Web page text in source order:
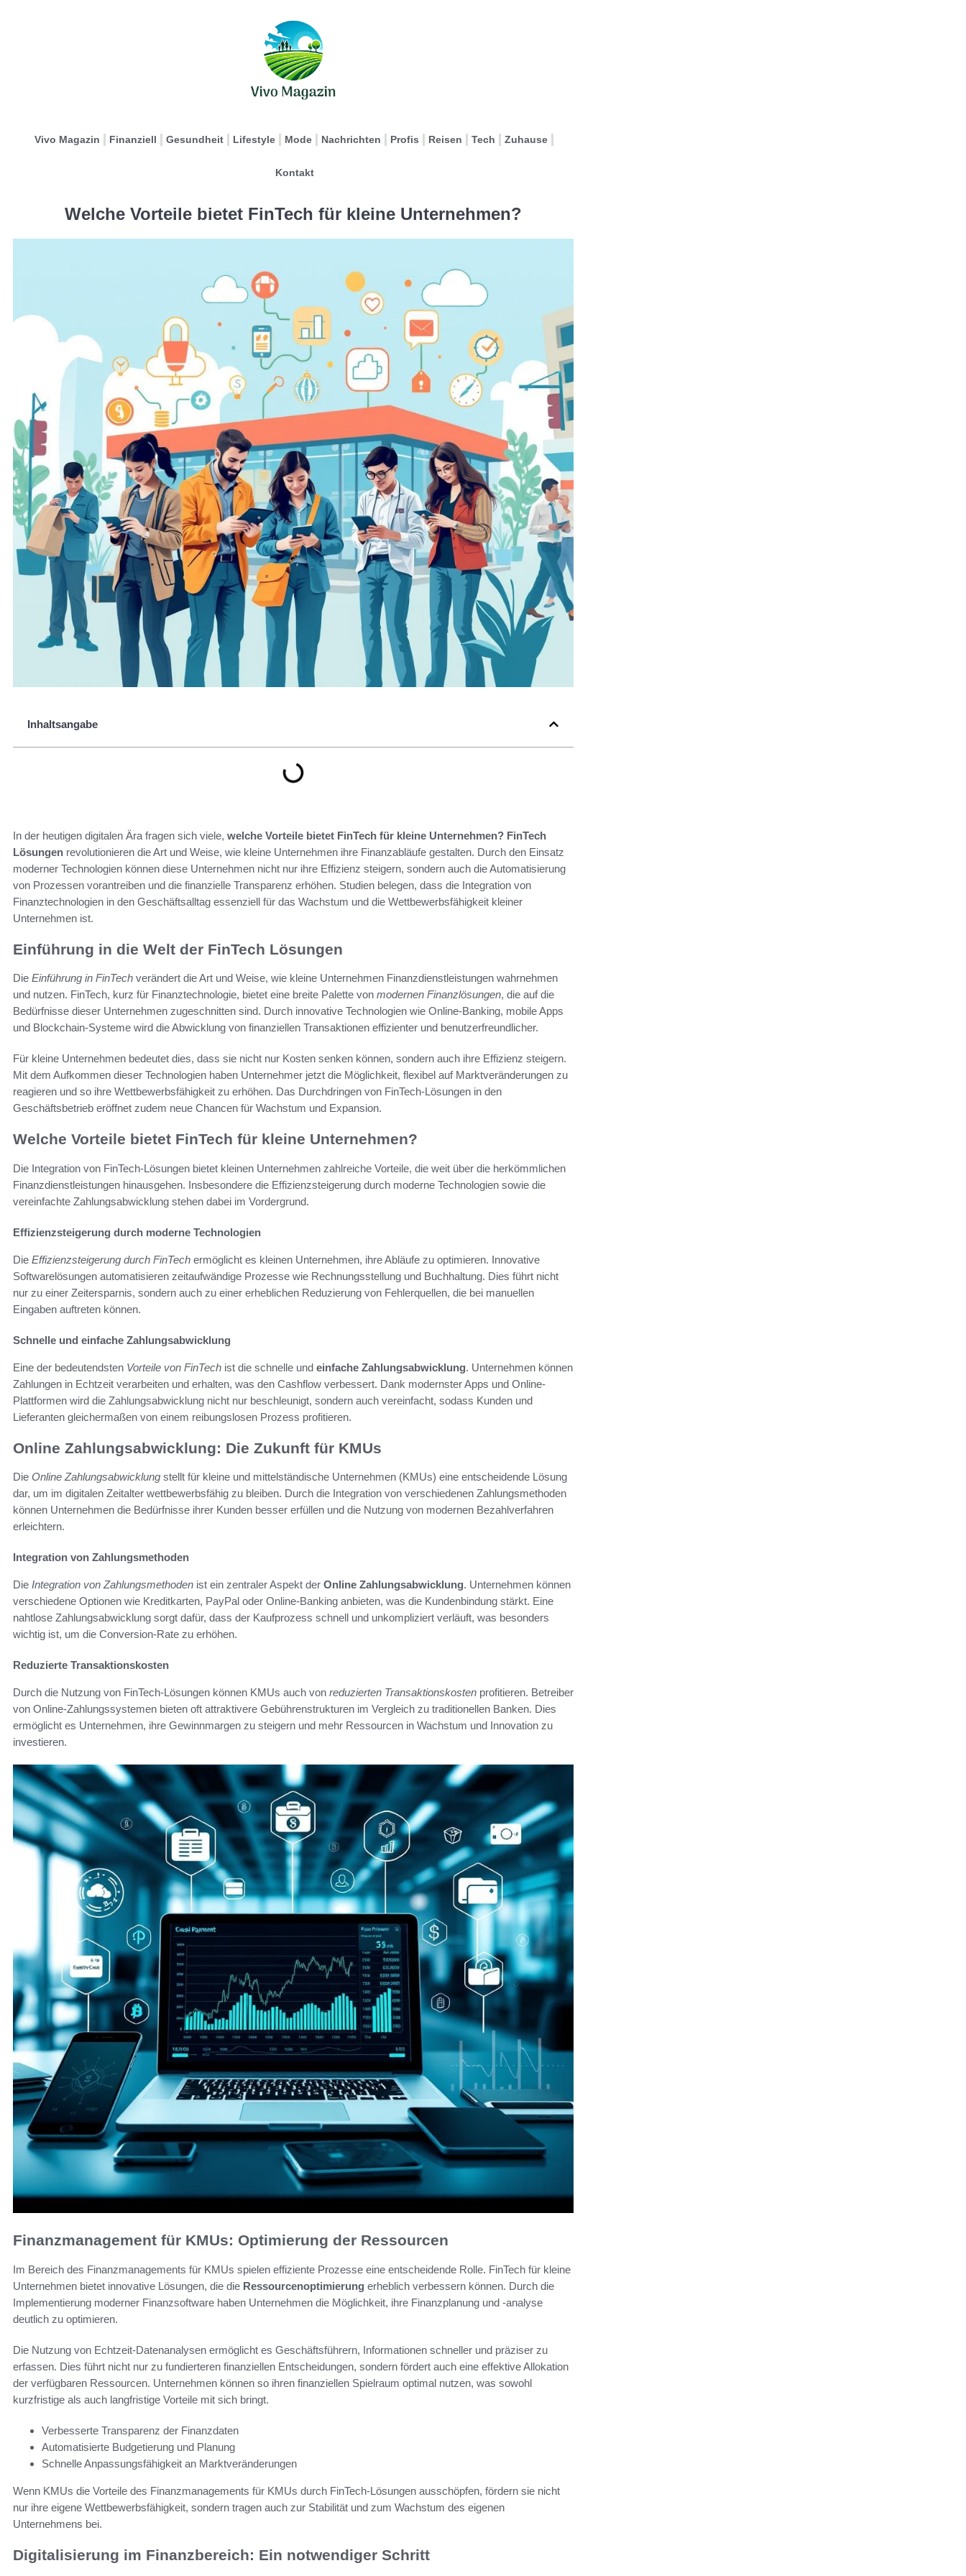
Vivo Magazin Finanziell Gesundheit Lifestyle Mode Nachrichten Profis Reisen Tech Zuhause
Kontakt
Welche Vorteile bietet FinTech für kleine Unternehmen?
Inhaltsangabe
In der heutigen digitalen Ära fragen sich viele, welche Vorteile bietet FinTech für kleine Unternehmen? FinTech
Lösungen revolutionieren die Art und Weise, wie kleine Unternehmen ihre Finanzabläufe gestalten. Durch den Einsatz
moderner Technologien können diese Unternehmen nicht nur ihre Effizienz steigern, sondern auch die Automatisierung
von Prozessen vorantreiben und die finanzielle Transparenz erhöhen. Studien belegen, dass die Integration von
Finanztechnologien in den Geschäftsalltag essenziell für das Wachstum und die Wettbewerbsfähigkeit kleiner
Unternehmen ist.
Einführung in die Welt der FinTech Lösungen
Die Einführung in FinTech verändert die Art und Weise, wie kleine Unternehmen Finanzdienstleistungen wahrnehmen
und nutzen. FinTech, kurz für Finanztechnologie, bietet eine breite Palette von modernen Finanzlösungen, die auf die
Bedürfnisse dieser Unternehmen zugeschnitten sind. Durch innovative Technologien wie Online-Banking, mobile Apps
und Blockchain-Systeme wird die Abwicklung von finanziellen Transaktionen effizienter und benutzerfreundlicher.
Für kleine Unternehmen bedeutet dies, dass sie nicht nur Kosten senken können, sondern auch ihre Effizienz steigern.
Mit dem Aufkommen dieser Technologien haben Unternehmer jetzt die Möglichkeit, flexibel auf Marktveränderungen zu
reagieren und so ihre Wettbewerbsfähigkeit zu erhöhen. Das Durchdringen von FinTech-Lösungen in den
Geschäftsbetrieb eröffnet zudem neue Chancen für Wachstum und Expansion.
Welche Vorteile bietet FinTech für kleine Unternehmen?
Die Integration von FinTech-Lösungen bietet kleinen Unternehmen zahlreiche Vorteile, die weit über die herkömmlichen
Finanzdienstleistungen hinausgehen. Insbesondere die Effizienzsteigerung durch moderne Technologien sowie die
vereinfachte Zahlungsabwicklung stehen dabei im Vordergrund.
Effizienzsteigerung durch moderne Technologien
Die Effizienzsteigerung durch FinTech ermöglicht es kleinen Unternehmen, ihre Abläufe zu optimieren. Innovative
Softwarelösungen automatisieren zeitaufwändige Prozesse wie Rechnungsstellung und Buchhaltung. Dies führt nicht
nur zu einer Zeitersparnis, sondern auch zu einer erheblichen Reduzierung von Fehlerquellen, die bei manuellen
Eingaben auftreten können.
Schnelle und einfache Zahlungsabwicklung
Eine der bedeutendsten Vorteile von FinTech ist die schnelle und einfache Zahlungsabwicklung. Unternehmen können
Zahlungen in Echtzeit verarbeiten und erhalten, was den Cashflow verbessert. Dank modernster Apps und Online-
Plattformen wird die Zahlungsabwicklung nicht nur beschleunigt, sondern auch vereinfacht, sodass Kunden und
Lieferanten gleichermaßen von einem reibungslosen Prozess profitieren.
Online Zahlungsabwicklung: Die Zukunft für KMUs
Die Online Zahlungsabwicklung stellt für kleine und mittelständische Unternehmen (KMUs) eine entscheidende Lösung
dar, um im digitalen Zeitalter wettbewerbsfähig zu bleiben. Durch die Integration von verschiedenen Zahlungsmethoden
können Unternehmen die Bedürfnisse ihrer Kunden besser erfüllen und die Nutzung von modernen Bezahlverfahren
erleichtern.
Integration von Zahlungsmethoden
Die Integration von Zahlungsmethoden ist ein zentraler Aspekt der Online Zahlungsabwicklung. Unternehmen können
verschiedene Optionen wie Kreditkarten, PayPal oder Online-Banking anbieten, was die Kundenbindung stärkt. Eine
nahtlose Zahlungsabwicklung sorgt dafür, dass der Kaufprozess schnell und unkompliziert verläuft, was besonders
wichtig ist, um die Conversion-Rate zu erhöhen.
Reduzierte Transaktionskosten
Durch die Nutzung von FinTech-Lösungen können KMUs auch von reduzierten Transaktionskosten profitieren. Betreiber
von Online-Zahlungssystemen bieten oft attraktivere Gebührenstrukturen im Vergleich zu traditionellen Banken. Dies
ermöglicht es Unternehmen, ihre Gewinnmargen zu steigern und mehr Ressourcen in Wachstum und Innovation zu
investieren.
Finanzmanagement für KMUs: Optimierung der Ressourcen
Im Bereich des Finanzmanagements für KMUs spielen effiziente Prozesse eine entscheidende Rolle. FinTech für kleine
Unternehmen bietet innovative Lösungen, die die Ressourcenoptimierung erheblich verbessern können. Durch die
Implementierung moderner Finanzsoftware haben Unternehmen die Möglichkeit, ihre Finanzplanung und -analyse
deutlich zu optimieren.
Die Nutzung von Echtzeit-Datenanalysen ermöglicht es Geschäftsführern, Informationen schneller und präziser zu
erfassen. Dies führt nicht nur zu fundierteren finanziellen Entscheidungen, sondern fördert auch eine effektive Allokation
der verfügbaren Ressourcen. Unternehmen können so ihren finanziellen Spielraum optimal nutzen, was sowohl
kurzfristige als auch langfristige Vorteile mit sich bringt.
Verbesserte Transparenz der Finanzdaten
Automatisierte Budgetierung und Planung
Schnelle Anpassungsfähigkeit an Marktveränderungen
Wenn KMUs die Vorteile des Finanzmanagements für KMUs durch FinTech-Lösungen ausschöpfen, fördern sie nicht
nur ihre eigene Wettbewerbsfähigkeit, sondern tragen auch zur Stabilität und zum Wachstum des eigenen
Unternehmens bei.
Digitalisierung im Finanzbereich: Ein notwendiger Schritt